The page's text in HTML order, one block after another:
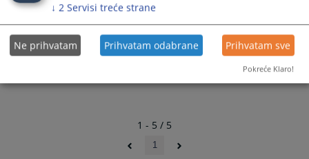
1 - 5 / 5
1
↓ 2 Servisi treće strane
Ne prihvatam Prihvatam odabrane Prihvatam sve
Pokreće Klaro!